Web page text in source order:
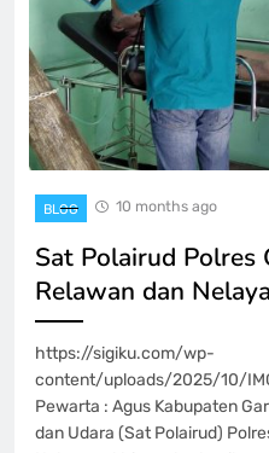
BLOG 10 months ago
Sat Polairud Polres
Relawan dan
https://sigiku.com/wp-
content/uploads/2025/10/
Pewarta : Agus Kabupaten
dan Udara (Sat Polairud)